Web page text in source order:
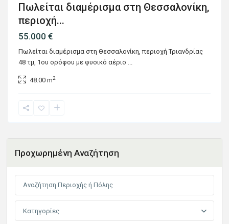
Πωλείται διαμέρισμα στη Θεσσαλονίκη,
περιοχή...
55.000 €
Πωλείται διαμέρισμα στη Θεσσαλονίκη, περιοχή Τριανδρίας
48 τμ, 1ου ορόφου με φυσικό αέριο
48.00 m2
Προχωρημένη Αναζήτηση
Κατηγορίες